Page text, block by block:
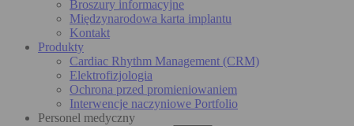
Broszury informacyjne
Międzynarodowa karta implantu
Kontakt
Produkty
Cardiac Rhythm Management (CRM)
Elektrofizjologia
Ochrona przed promieniowaniem
Interwencje naczyniowe Portfolio
Personel medyczny